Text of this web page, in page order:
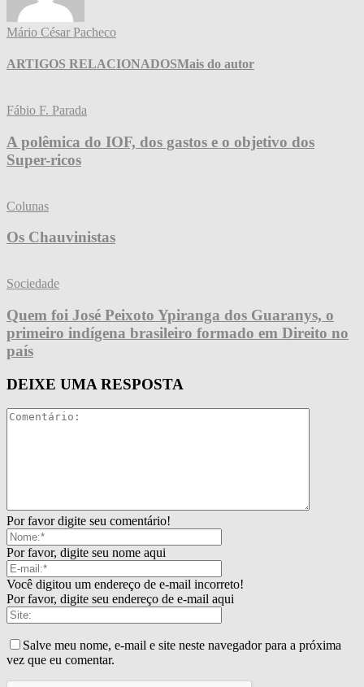
Mário César Pacheco
ARTIGOS RELACIONADOSMais do autor
Fábio F. Parada
A polêmica do IOF, dos gastos e o objetivo dos
Super-ricos
Colunas
Os Chauvinistas
Sociedade
Quem foi José Peixoto Ypiranga dos Guaranys, o
primeiro indígena brasileiro formado em Direito no
país
DEIXE UMA RESPOSTA
Por favor digite seu comentário!
Por favor, digite seu nome aqui
Você digitou um endereço de e-mail incorreto!
Por favor, digite seu endereço de e-mail aqui
Salve meu nome, e-mail e site neste navegador para a próxima
vez que eu comentar.